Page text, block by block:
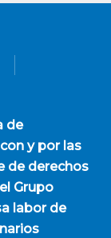
de
y por las
de derechos
Grupo
labor de